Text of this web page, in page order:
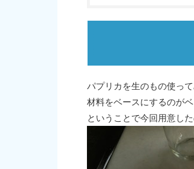
パプリカを生のもの使っ
材料をベースにするのがベ
ということで今回用意した